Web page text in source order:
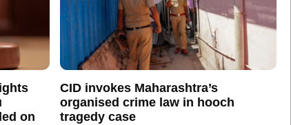
on
CID invokes Maharashtra’s
organised crime law in hooch
tragedy case